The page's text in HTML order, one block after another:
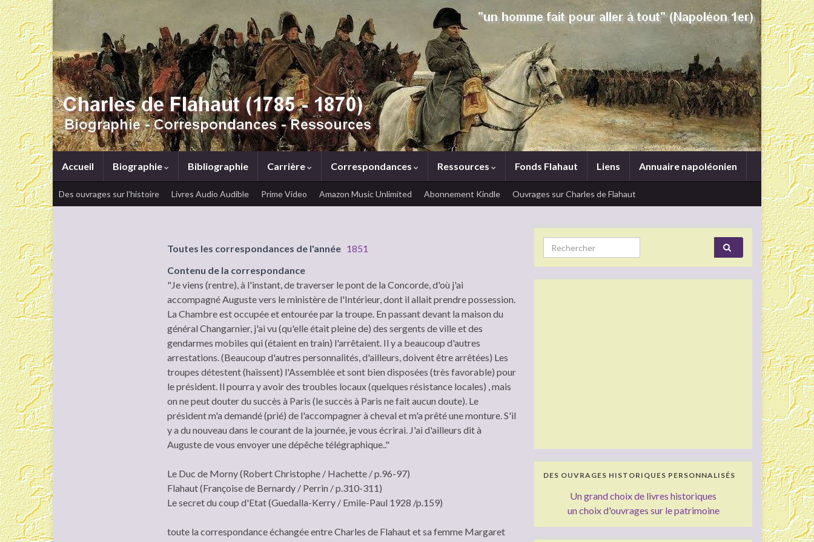
Accueil Biographie Bibliographie Carrière Correspondances Ressources Fonds Flahaut Liens Annuaire napoléonien
Des ouvrages sur l’histoire Livres Audio Audible Prime Video Amazon Music Unlimited Abonnement Kindle Ouvrages sur Charles de Flahaut
Toutes les correspondances de l'année 1851
Contenu de la correspondance
"Je viens (rentre), à l'instant, de traverser le pont de la Concorde, d'où j'ai
accompagné Auguste vers le ministère de l'Intérieur, dont il allait prendre possession.
La Chambre est occupée et entourée par la troupe. En passant devant la maison du
général Changarnier, j'ai vu (qu'elle était pleine de) des sergents de ville et des
gendarmes mobiles qui (étaient en train) l'arrêtaient. Il y a beaucoup d'autres
arrestations. (Beaucoup d'autres personnalités, d'ailleurs, doivent être arrêtées) Les
troupes détestent (haïssent) l'Assemblée et sont bien disposées (très favorable) pour
le président. Il pourra y avoir des troubles locaux (quelques résistance locales) , mais
on ne peut douter du succès à Paris (le succès à Paris ne fait aucun doute). Le
président m'a demandé (prié) de l'accompagner à cheval et m'a prêté une monture. S'il
y a du nouveau dans le courant de la journée, je vous écrirai. J'ai d'ailleurs dit à
Auguste de vous envoyer une dépêche télégraphique.."
Le Duc de Morny (Robert Christophe / Hachette / p.96-97)
Flahaut (Françoise de Bernardy / Perrin / p.310-311)
Le secret du coup d'Etat (Guedalla-Kerry / Emile-Paul 1928 /p.159)
toute la correspondance échangée entre Charles de Flahaut et sa femme Margaret
Search for:
DES OUVRAGES HISTORIQUES PERSONNALISÉS
Un grand choix de livres historiques
un choix d'ouvrages sur le patrimoine